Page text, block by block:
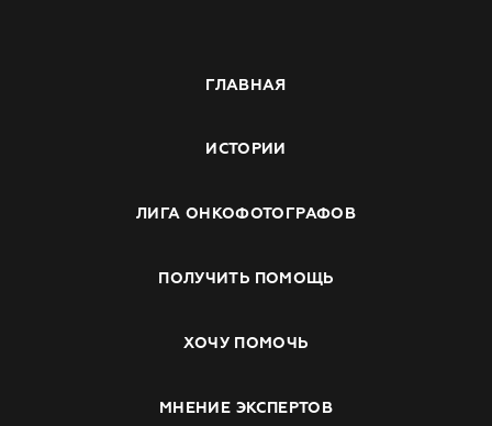
ГЛАВНАЯ
ИСТОРИИ
ЛИГА ОНКОФОТОГРАФОВ
ПОЛУЧИТЬ ПОМОЩЬ
ХОЧУ ПОМОЧЬ
МНЕНИЕ ЭКСПЕРТОВ